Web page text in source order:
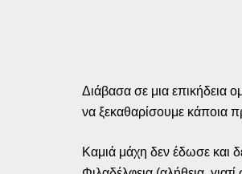
Διάβασα σε μια επικήδεια
να ξεκαθαρίσουμε κάποια
Καμιά μάχη δεν έδωσε και